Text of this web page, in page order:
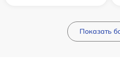
Показать